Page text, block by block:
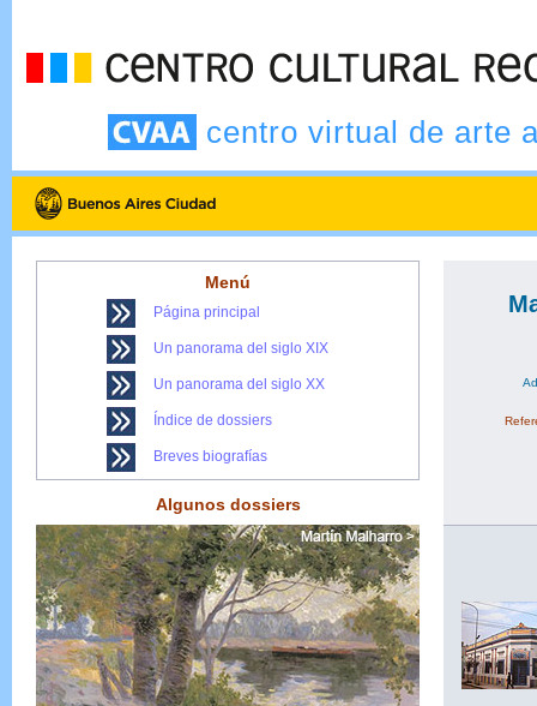
centro virtual de arte
Menú
Página principal
Un panorama del siglo XIX
Un panorama del siglo XX
Índice de dossiers
Breves biografías
Algunos dossiers